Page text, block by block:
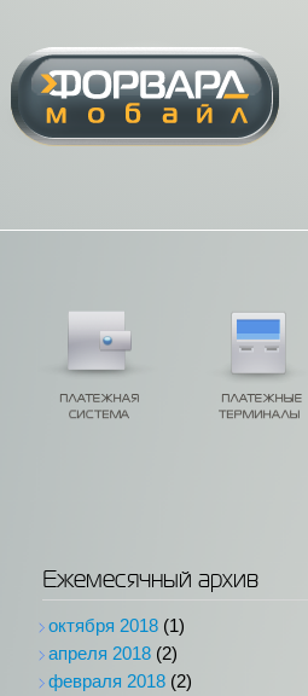
Ежемесячный архив
октября 2018 (1)
апреля 2018 (2)
февраля 2018 (2)